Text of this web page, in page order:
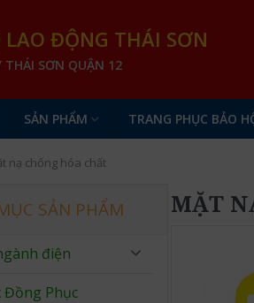
LAO ĐỘNG THÁI SƠN
THÁI SƠN QUẬN 12
SẢN PHẨM TRANG PHỤC BẢO
nạ chống hóa chất
MẶT
SẢN PHẨM
điện
Đồng Phục